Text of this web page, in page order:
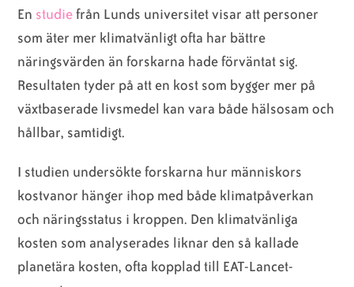
En studiefrån Lunds universitet visar att personer
som äter mer klimatvänligt ofta har bättre
näringsvärden än forskarna hade förväntat sig.
Resultaten tyder på att en kost som bygger mer på
växtbaserade livsmedel kan vara både hälsosam och
hållbar, samtidigt.
I studien undersökte forskarna hur människors
kostvanor hänger ihop med både klimatpåverkan
och näringsstatus i kroppen. Den klimatvänliga
kosten som analyserades liknar den så kallade
planetära kosten, ofta kopplad till EAT-Lancet-